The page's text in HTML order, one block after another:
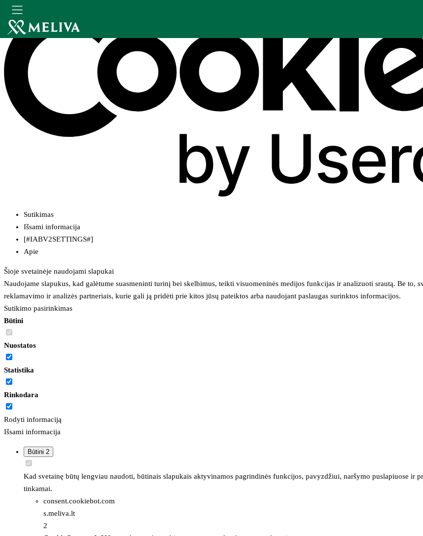
Sutikimas
Išsami informacija
[#IABV2SETTINGS#]
Apie
Šioje svetainėje naudojami slapukai
Naudojame slapukus, kad galėtume suasmeninti turinį bei skelbimus, teikti visuomeninės medijos funkcijas ir analizuoti srautą. Be to,
reklamavimo ir analizės partneriais, kurie gali ją pridėti prie kitos jūsų pateiktos arba naudojant paslaugas surinktos informacijos.
Sutikimo pasirinkimas
Būtini
Nuostatos
Statistika
Rinkodara
Rodyti informaciją
Išsami informacija
Būtini 2
Kad svetainę būtų lengviau naudoti, būtinais slapukais aktyvinamos pagrindinės funkcijos, pavyzdžiui, naršymo puslapiuose ir
tinkamai.
consent.cookiebot.com
s.meliva.lt
2